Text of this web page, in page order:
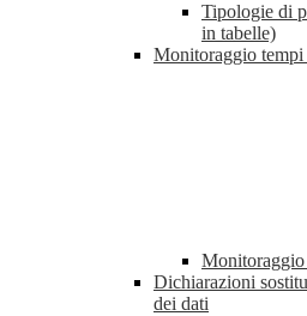
Tipologie di
in tabelle)
Monitoraggio tempi
Dichiarazioni
dei dati